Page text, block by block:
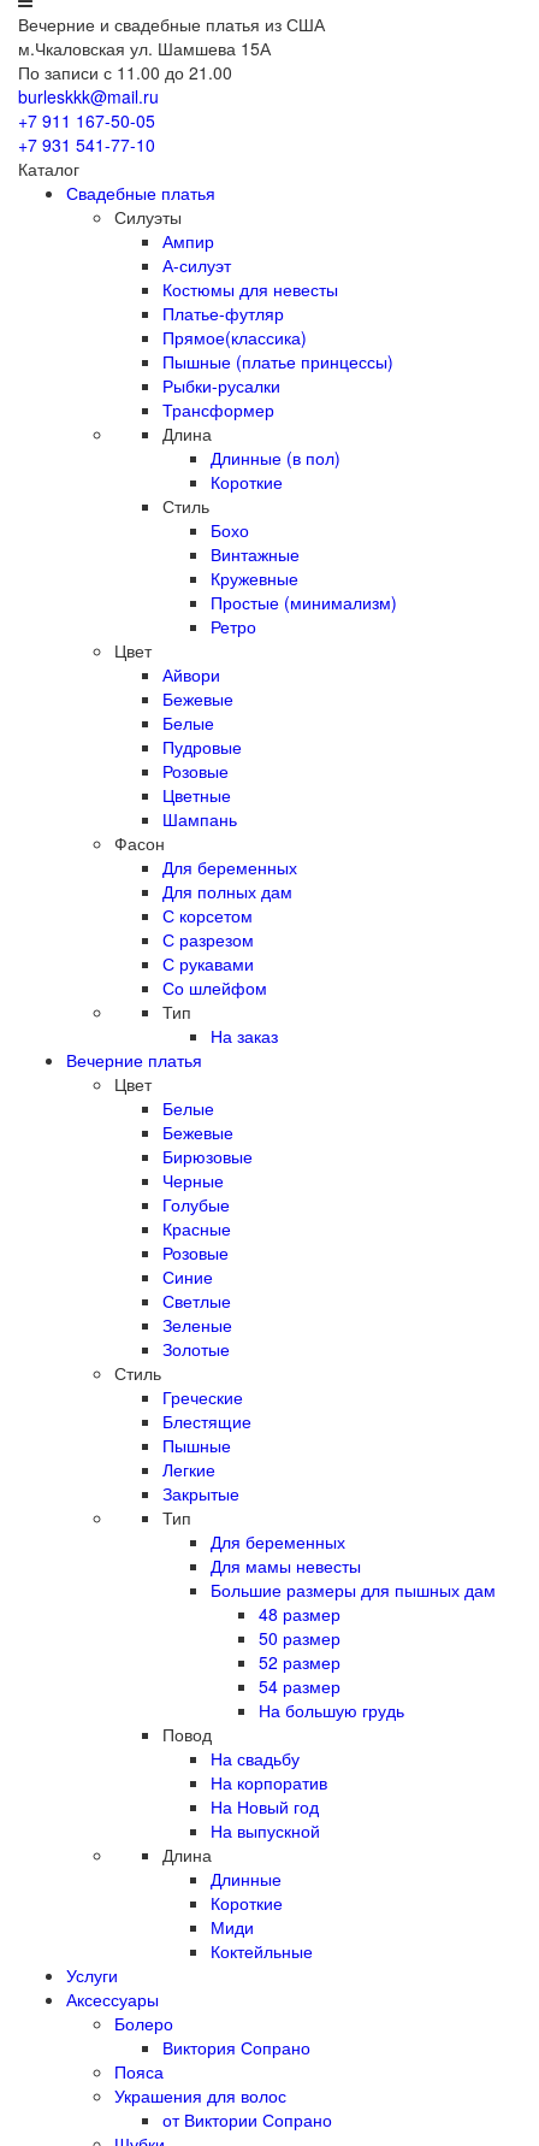
Вечерние и свадебные платья из США
м.Чкаловская ул. Шамшева 15А
По записи с 11.00 до 21.00
burleskkk@mail.ru
+7 911 167-50-05
+7 931 541-77-10
Каталог
Свадебные платья
Силуэты
Ампир
А-силуэт
Костюмы для невесты
Платье-футляр
Прямое(классика)
Пышные (платье принцессы)
Рыбки-русалки
Трансформер
Длина
Длинные (в пол)
Короткие
Стиль
Бохо
Винтажные
Кружевные
Простые (минимализм)
Ретро
Цвет
Айвори
Бежевые
Белые
Пудровые
Розовые
Цветные
Шампань
Фасон
Для беременных
Для полных дам
С корсетом
С разрезом
С рукавами
Со шлейфом
Тип
На заказ
Вечерние платья
Цвет
Белые
Бежевые
Бирюзовые
Черные
Голубые
Красные
Розовые
Синие
Светлые
Зеленые
Золотые
Стиль
Греческие
Блестящие
Пышные
Легкие
Закрытые
Тип
Для беременных
Для мамы невесты
Большие размеры для пышных дам
48 размер
50 размер
52 размер
54 размер
На большую грудь
Повод
На свадьбу
На корпоратив
На Новый год
На выпускной
Длина
Длинные
Короткие
Миди
Коктейльные
Услуги
Аксессуары
Болеро
Виктория Сопрано
Пояса
Украшения для волос
от Виктории Сопрано